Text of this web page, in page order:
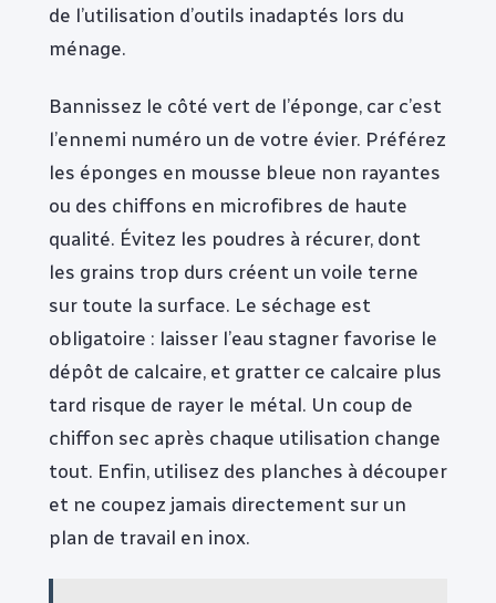
de l’utilisation d’outils inadaptés lors du
ménage.
Bannissez le côté vert de l’éponge, car c’est
l’ennemi numéro un de votre évier. Préférez
les éponges en mousse bleue non rayantes
ou des chiffons en microfibres de haute
qualité. Évitez les poudres à récurer, dont
les grains trop durs créent un voile terne
sur toute la surface. Le séchage est
obligatoire : laisser l’eau stagner favorise le
dépôt de calcaire, et gratter ce calcaire plus
tard risque de rayer le métal. Un coup de
chiffon sec après chaque utilisation change
tout. Enfin, utilisez des planches à découper
et ne coupez jamais directement sur un
plan de travail en inox.